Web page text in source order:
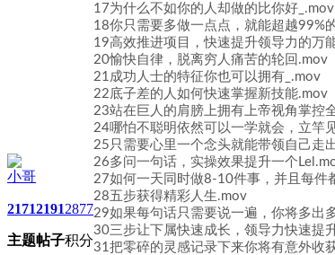
小哥
2171
主题
2191
帖子
2877
积分
17为什么不如你的人却做的比你好_.mov
18你只需要多做一点点，就能超越99%
19高效推进项目，快速提升领导力的万
20愉快自律，脱离穷人痛苦的轮回.mov
21成功人士的特征你也可以拥有_.mov
22底子差的人如何快速掌握新技能.mov
23站在巨人的肩膀上拥有上帝视角掌控
24哪怕不聪明依然可以一学就会，立竿
25只需要心里一个念头就能带领自己走
26多问一句话，实操效果提升一个
27如何一天同时做8-10件事，并且每件
28五步获得精彩人生.mov
29如果每句话只需要说一遍，你将多出
30三步让下属快速成长，领导力快速提
31把零碎的灵感记录下来你将有意外收